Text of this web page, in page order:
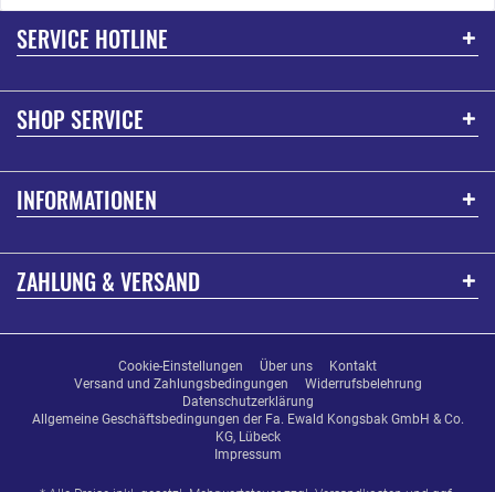
SERVICE HOTLINE
SHOP SERVICE
INFORMATIONEN
ZAHLUNG & VERSAND
Cookie-Einstellungen Über uns
Kontakt
Versand und Zahlungsbedingungen
Widerrufsbelehrung
Datenschutzerklärung
Allgemeine Geschäftsbedingungen der Fa. Ewald Kongsbak GmbH & Co.
KG, Lübeck
Impressum